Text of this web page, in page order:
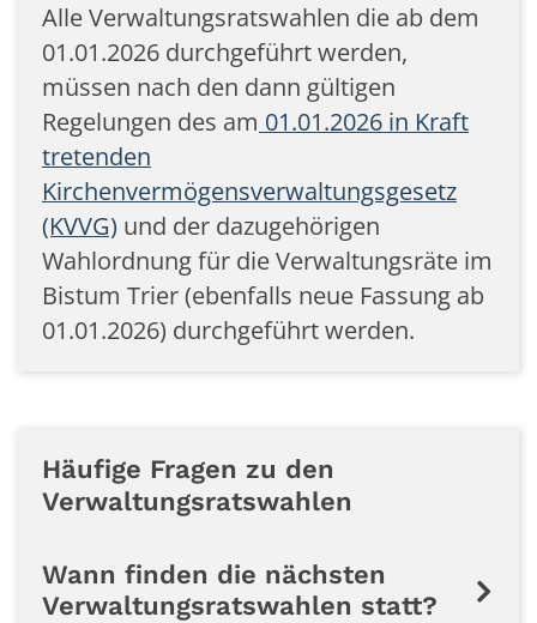
Alle Verwaltungsratswahlen die ab dem
01.01.2026 durchgeführt werden,
müssen nach den dann gültigen
Regelungen des am 01.01.2026 in Kraft
tretenden
Kirchenvermögensverwaltungsgesetz
(KVVG) und der dazugehörigen
Wahlordnung für die Verwaltungsräte im
Bistum Trier (ebenfalls neue Fassung ab
01.01.2026) durchgeführt werden.
Häufige Fragen zu den
Verwaltungsratswahlen
Wann finden die nächsten
Verwaltungsratswahlen statt?